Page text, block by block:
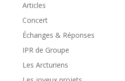
Articles
Concert
Échanges & Réponses
IPR de Groupe
Les Arcturiens